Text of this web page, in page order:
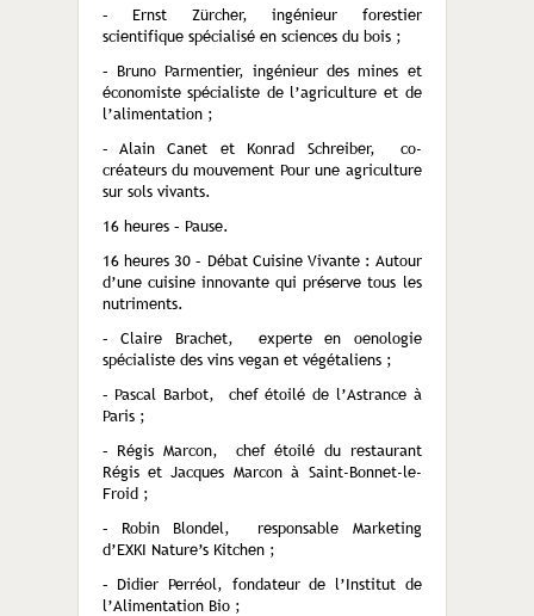
– Ernst Zürcher, ingénieur forestier
scientifique spécialisé en sciences du bois ;
– Bruno Parmentier, ingénieur des mines et
économiste spécialiste de l’agriculture et de
l’alimentation ;
– Alain Canet et Konrad Schreiber, co-
créateurs du mouvement Pour une agriculture
sur sols vivants.
16 heures – Pause.
16 heures 30 – Débat Cuisine Vivante : Autour
d’une cuisine innovante qui préserve tous les
nutriments.
– Claire Brachet, experte en oenologie
spécialiste des vins vegan et végétaliens ;
– Pascal Barbot, chef étoilé de l’Astrance à
Paris ;
– Régis Marcon, chef étoilé du restaurant
Régis et Jacques Marcon à Saint-Bonnet-le-
Froid ;
– Robin Blondel, responsable Marketing
d’EXKI Nature’s Kitchen ;
– Didier Perréol, fondateur de l’Institut de
l’Alimentation Bio ;